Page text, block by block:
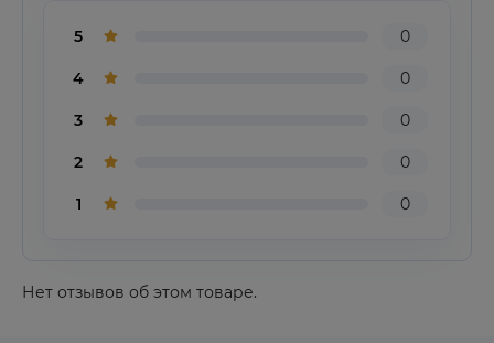
5 0
4 0
3 0
2 0
1 0
Нет отзывов об этом товаре.